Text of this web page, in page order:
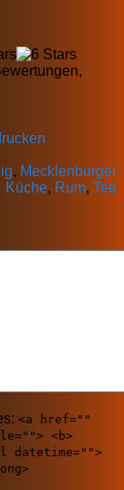
, Mecklenburger
Küche, Rum, Tee
<a href=""
<b>
datetime="">